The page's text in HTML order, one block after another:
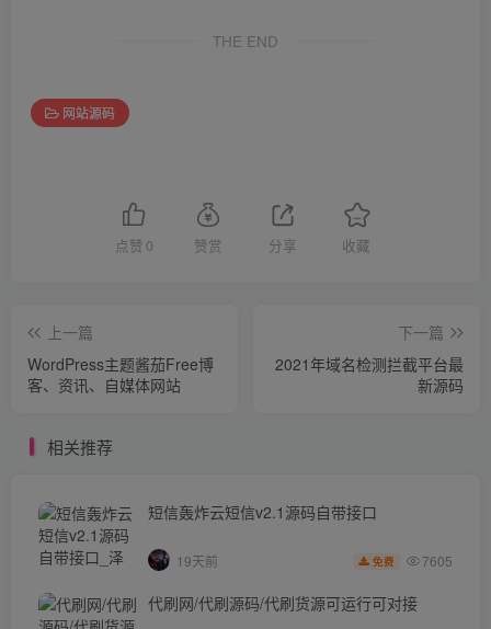
THE END
网站源码
点赞 0 赞赏 分享 收藏
上一篇
WordPress主题酱茄Free博
客、资讯、自媒体网站
下一篇
2021年域名检测拦截平台最
新源码
相关推荐
短信轰炸云短信v2.1源码自带接口
19天前 免费 7605
代刷网/代刷源码/代刷货源可运行可对接